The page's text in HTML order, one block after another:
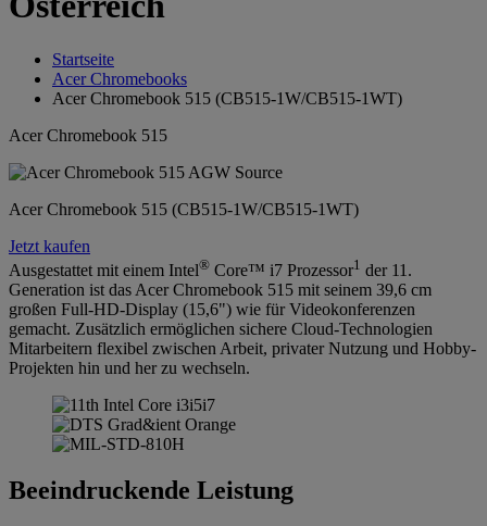
Startseite
Acer Chromebooks
Acer Chromebook 515 (CB515-1W/CB515-1WT)
Acer Chromebook 515
Acer Chromebook 515 (CB515-1W/CB515-1WT)
Jetzt kaufen
Ausgestattet mit einem Intel® Core™ i7 Prozessor1 der 11.
Generation ist das Acer Chromebook 515 mit seinem 39,6 cm
großen Full-HD-Display (15,6") wie für Videokonferenzen
gemacht. Zusätzlich ermöglichen sichere Cloud-Technologien
Mitarbeitern flexibel zwischen Arbeit, privater Nutzung und Hobby-
Projekten hin und her zu wechseln.
Beeindruckende Leistung